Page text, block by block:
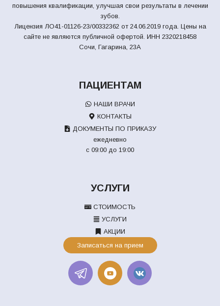
повышения квалификации, улучшая свои результаты в лечении
зубов.
Лицензия ЛО41-01126-23/00332362 от 24.06.2019 года. Цены на
сайте не являются публичной офертой. ИНН 2320218458
Сочи, Гагарина, 23А
ПАЦИЕНТАМ
НАШИ ВРАЧИ
КОНТАКТЫ
ДОКУМЕНТЫ ПО ПРИКАЗУ
ежедневно
с 09:00 до 19:00
УСЛУГИ
СТОИМОСТЬ
УСЛУГИ
АКЦИИ
Записаться на прием